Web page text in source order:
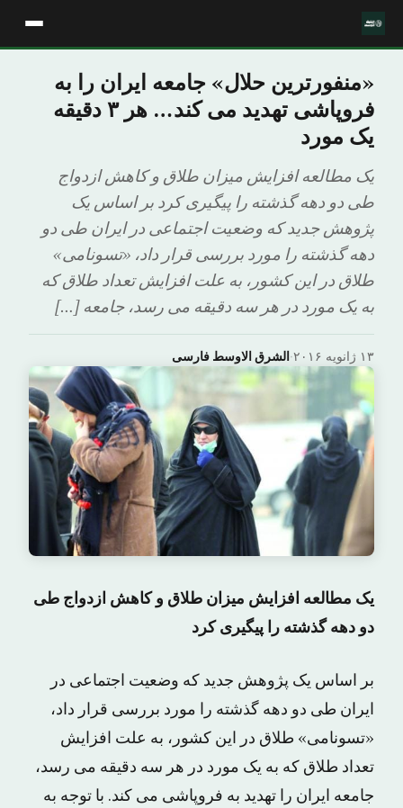
«منفورترین حلال» جامعه ایران را به
فروپاشی تهدید می کند… هر ۳ دقیقه
یک مورد
یک مطالعه افزایش میزان طلاق و کاهش ازدواج
طی دو دهه گذشته را پیگیری کرد بر اساس یک
پژوهش جدید که وضعیت اجتماعی در ایران طی دو
دهه گذشته را مورد بررسی قرار داد، «تسونامی»
طلاق در این کشور، به علت افزایش تعداد طلاق که
به یک مورد در هر سه دقیقه می رسد، جامعه […]
الشرق الاوسط فارسی· ۱۳ ژانویه ۲۰۱۶
یک مطالعه افزایش میزان طلاق و کاهش ازدواج طی
دو دهه گذشته را پیگیری کرد
بر اساس یک پژوهش جدید که وضعیت اجتماعی در
ایران طی دو دهه گذشته را مورد بررسی قرار داد،
«تسونامی» طلاق در این کشور، به علت افزایش
تعداد طلاق که به یک مورد در هر سه دقیقه می رسد،
جامعه ایران را تهدید به فروپاشی می کند. با توجه به